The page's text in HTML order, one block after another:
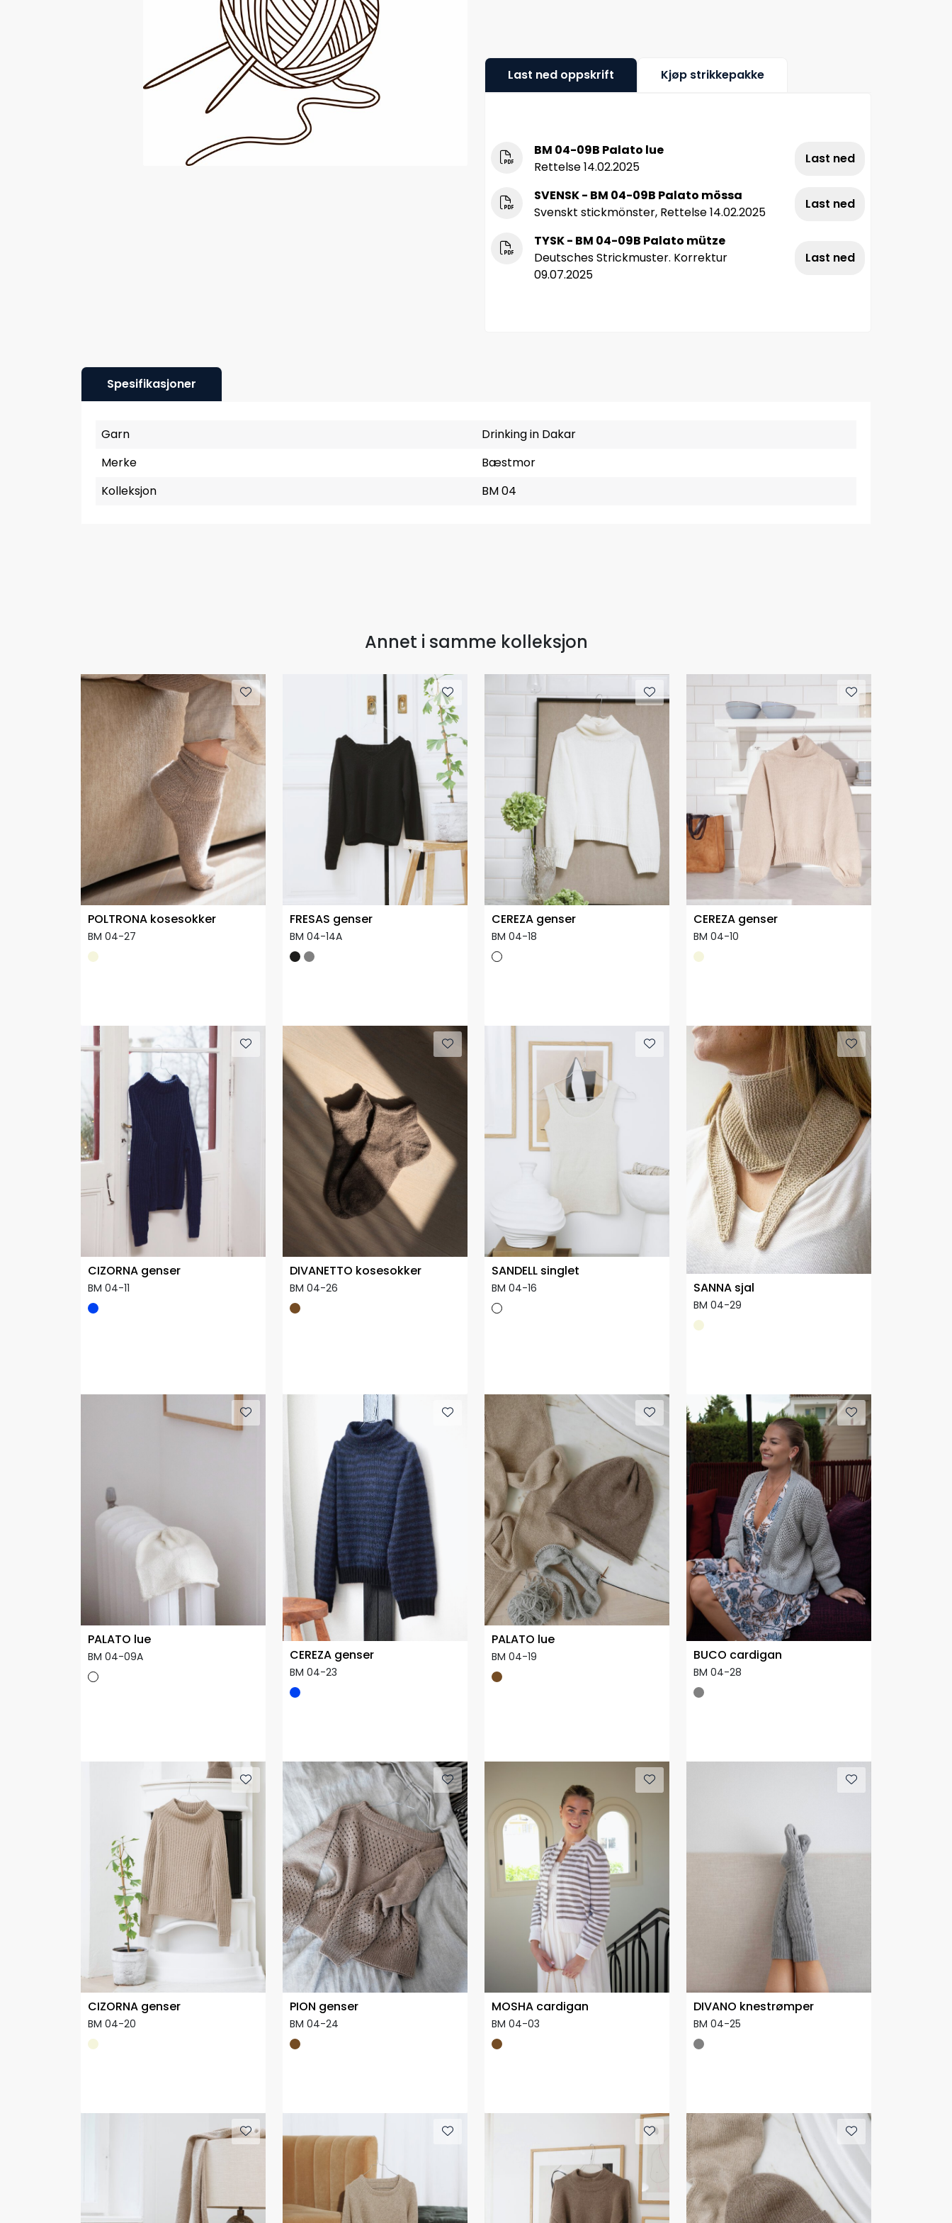
Last ned oppskrift Kjøp strikkepakke
BM 04-09B Palato lue
Rettelse 14.02.2025
Last ned
SVENSK - BM 04-09B Palato mössa
Svenskt stickmönster, Rettelse 14.02.2025
Last ned
TYSK - BM 04-09B Palato mütze
Deutsches Strickmuster. Korrektur
09.07.2025
Last ned
Spesifikasjoner
Garn
Drinking in Dakar
Merke
Bæstmor
Kolleksjon
BM 04
Annet i samme kolleksjon
POLTRONA kosesokker
BM 04-27
FRESAS genser
BM 04-14A
CEREZA genser
BM 04-18
CEREZA genser
BM 04-10
CIZORNA genser
BM 04-11
DIVANETTO kosesokker
BM 04-26
SANDELL singlet
BM 04-16 SANNA sjal
BM 04-29
PALATO lue
BM 04-09A CEREZA genser
BM 04-23
PALATO lue
BM 04-19 BUCO cardigan
BM 04-28
CIZORNA genser
BM 04-20
PION genser
BM 04-24
MOSHA cardigan
BM 04-03
DIVANO knestrømper
BM 04-25